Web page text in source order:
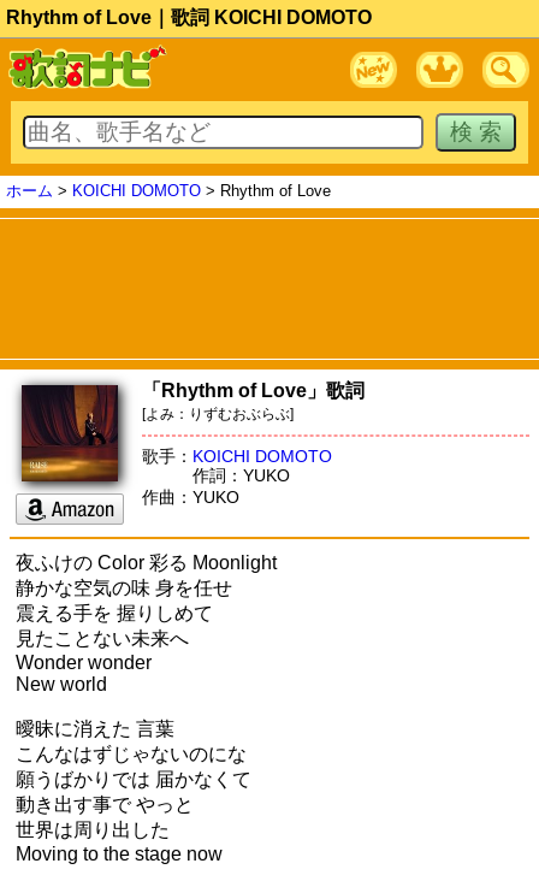
Rhythm of Love｜歌詞 KOICHI DOMOTO
ホーム > KOICHI DOMOTO > Rhythm of Love
「Rhythm of Love」歌詞
[よみ：りずむおぶらぶ]
歌手： KOICHI DOMOTO
作詞：YUKO
作曲：YUKO
夜ふけの Color 彩る Moonlight
静かな空気の味 身を任せ
震える手を 握りしめて
見たことない未来へ
Wonder wonder
New world
曖昧に消えた 言葉
こんなはずじゃないのにな
願うばかりでは 届かなくて
動き出す事で やっと
世界は周り出した
Moving to the stage now